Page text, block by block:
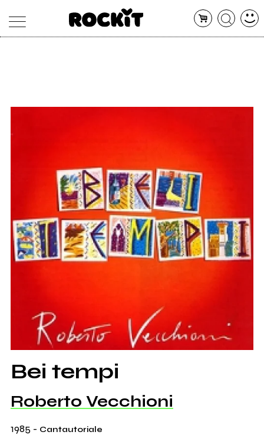
CONCERTI
Bei tempi
Roberto Vecchioni
1985- Cantautoriale